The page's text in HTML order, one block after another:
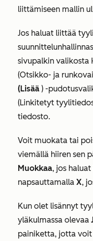
liittämiseen mallin
Jos haluat liittää
sivupalkin valikosta
(Otsikko- ja
(Lisää ) -
(Linkitetyt
tiedosto.
Voit muokata tai
viemällä hiiren sen
Muokkaa, jos
napsauttamalla X,
Kun olet lisännyt
yläkulmassa olevaa
painiketta, jotta